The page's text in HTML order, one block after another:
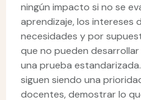
ningún impacto si no se
aprendizaje, los intereses
necesidades y por
que no pueden
una prueba
siguen siendo una
docentes, demostrar lo